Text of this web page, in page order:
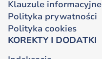
Klauzule informacyjne
Polityka prywatności
Polityka cookies
KOREKTY I DODATKI